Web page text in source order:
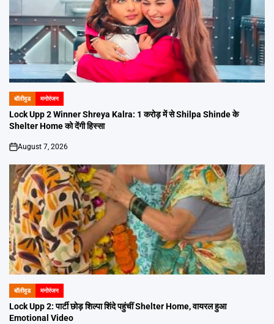
POSTED
IN
बॉलीवुड मनोरंजन
Lock Upp 2 Winner Shreya Kalra: 1 करोड़ में से Shilpa Shinde के
Shelter Home को देंगी हिस्सा
on
August 7, 2026
POSTED
IN
बॉलीवुड मनोरंजन
Lock Upp 2: पार्टी छोड़ शिल्पा शिंदे पहुंचीं Shelter Home, वायरल हुआ
Emotional Video